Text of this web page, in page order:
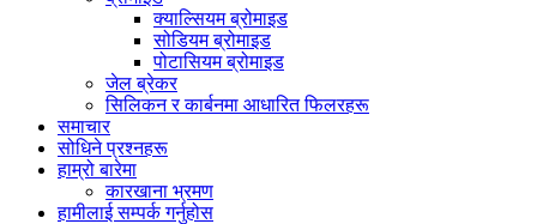
क्याल्सियम ब्रोमाइड
सोडियम ब्रोमाइड
पोटासियम ब्रोमाइड
जेल ब्रेकर
सिलिकन र कार्बनमा आधारित फिलरहरू
समाचार
सोधिने प्रश्नहरू
हाम्रो बारेमा
कारखाना भ्रमण
हामीलाई सम्पर्क गर्नुहोस